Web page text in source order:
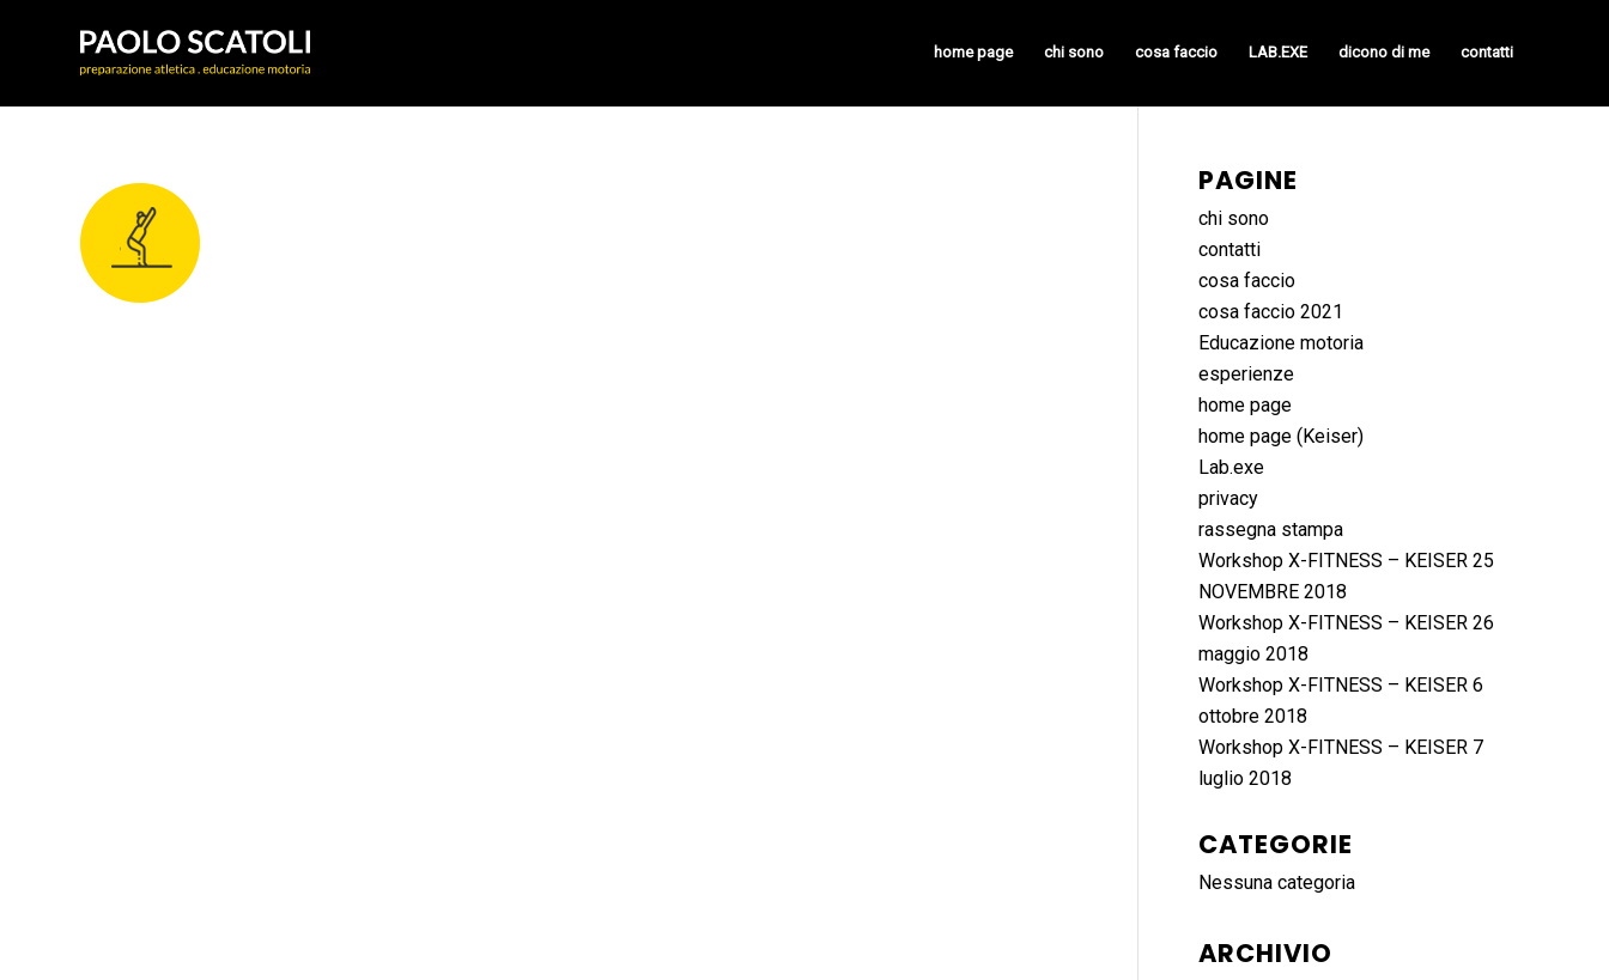
home page chi sono cosa faccio LAB.EXE dicono di me contatti
PAGINE
chi sono
contatti
cosa faccio
cosa faccio 2021
Educazione motoria
esperienze
home page
home page (Keiser)
Lab.exe
privacy
rassegna stampa
Workshop X-FITNESS – KEISER 25
NOVEMBRE 2018
Workshop X-FITNESS – KEISER 26
maggio 2018
Workshop X-FITNESS – KEISER 6
ottobre 2018
Workshop X-FITNESS – KEISER 7
luglio 2018
CATEGORIE
Nessuna categoria
ARCHIVIO